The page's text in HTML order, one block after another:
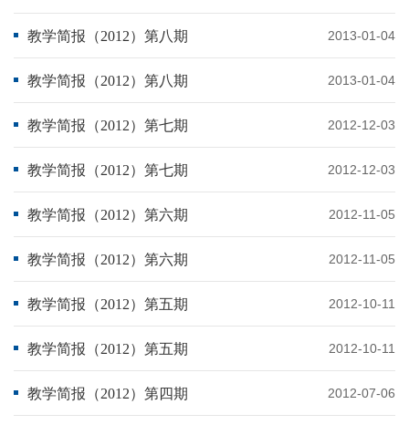
2013-01-04
教学简报（2012）第八期
2013-01-04
教学简报（2012）第八期
2012-12-03
教学简报（2012）第七期
2012-12-03
教学简报（2012）第七期
2012-11-05
教学简报（2012）第六期
2012-11-05
教学简报（2012）第六期
2012-10-11
教学简报（2012）第五期
2012-10-11
教学简报（2012）第五期
2012-07-06
教学简报（2012）第四期